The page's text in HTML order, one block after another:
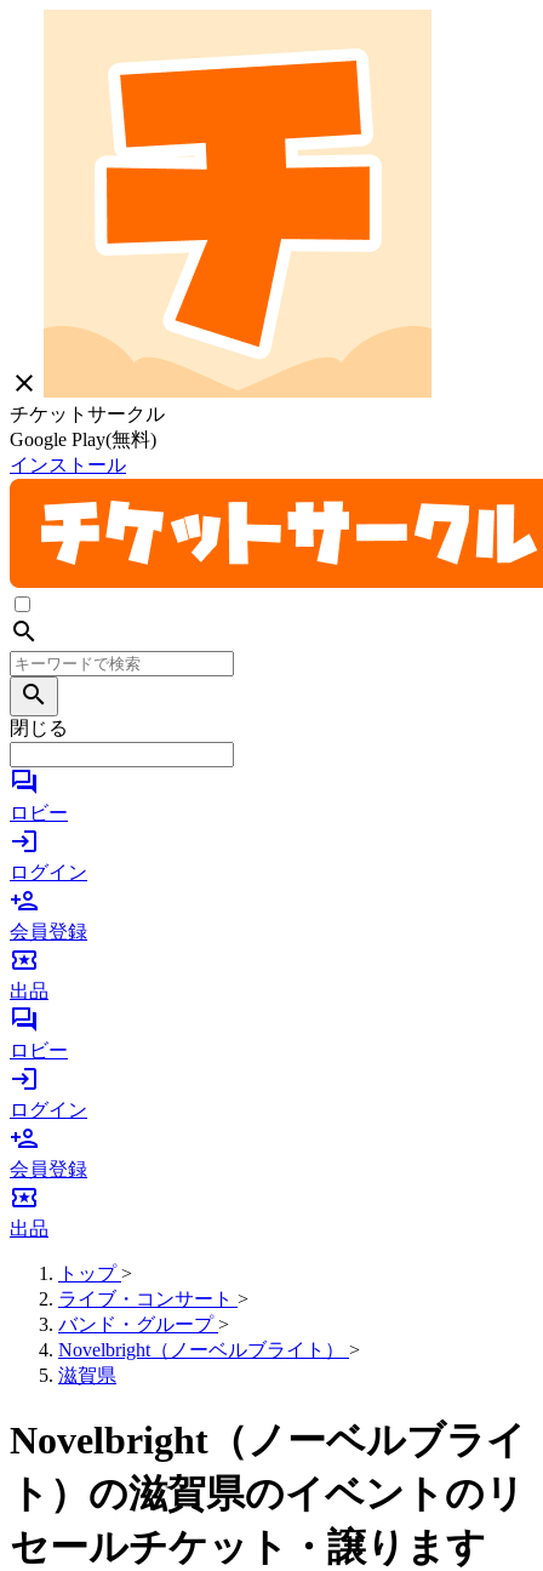
close
チケットサークル
Google Play(無料)
インストール
search
search
閉じる
forum
ロビー
login
ログイン
person_add
会員登録
local_activity
出品
forum
ロビー
login
ログイン
person_add
会員登録
local_activity
出品
トップ >
ライブ・コンサート >
バンド・グループ >
Novelbright（ノーベルブライト）
>
滋賀県
Novelbright（ノーベルブライ
ト）の滋賀県のイベントのリ
セールチケット・譲ります